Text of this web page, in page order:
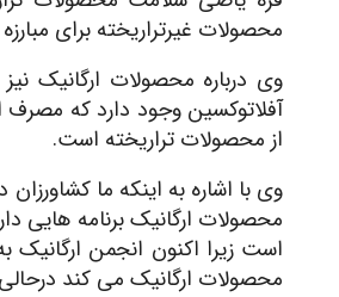
محصولات غیرتراریخته برای
وی درباره محصولات ارگانیک
آفلاتوکسین وجود دارد که مصرف
از محصولات تراریخته است.
وی با اشاره به اینکه ما
محصولات ارگانیک برنامه هایی
است زیرا اکنون انجمن ارگانیک
محصولات ارگانیک می کند